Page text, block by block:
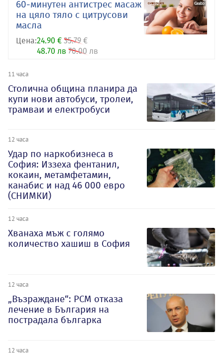
60-минутен антистрес масаж
на цяло тяло с цитрусови
масла
Цена:24.90 € 35.79 €
48.70 лв 70.00 лв
11 часа
Столична община планира да
купи нови автобуси, тролеи,
трамваи и електробуси
12 часа
Удар по наркобизнеса в
София: Иззеха фентанил,
кокаин, метамфетамин,
канабис и над 46 000 евро
(СНИМКИ)
12 часа
Хванаха мъж с голямо
количество хашиш в София
12 часа
„Възраждане“: РСМ отказа
лечение в България на
пострадала българка
12 часа